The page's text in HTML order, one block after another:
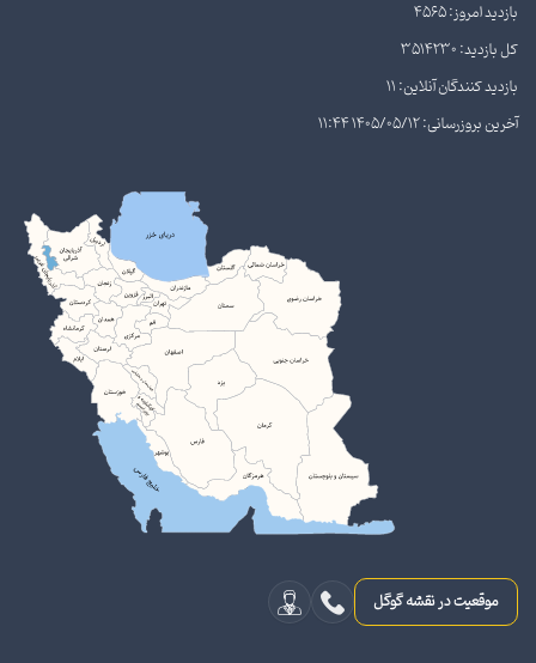
بازدید امروز: 4565
کل بازدید: 3514230
بازدید کنندگان آنلاین: 11
آخرین بروزرسانی: 1405/05/12 11:44
موقعیت در نقشه گوگل